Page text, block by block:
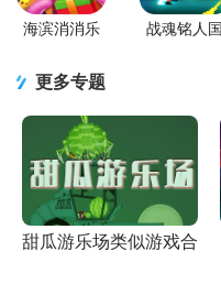
海滨消消乐
战魂铭人国
更多专题
甜瓜游乐场类似游戏合